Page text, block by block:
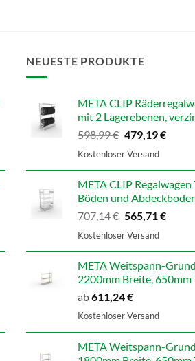
NEUESTE PRODUKTE
META CLIP
mit 2 Lagerebenen,
598,99€ Ursprünglicher
Preis
479,19€
Kostenloser Versand
META CLIP
Böden und
707,14€ Ursprünglicher
Preis
565,71€
Kostenloser Versand
META Weitspann-
2200mm Breite, 650mm
ab611,24€
Kostenloser Versand
META Weitspann-